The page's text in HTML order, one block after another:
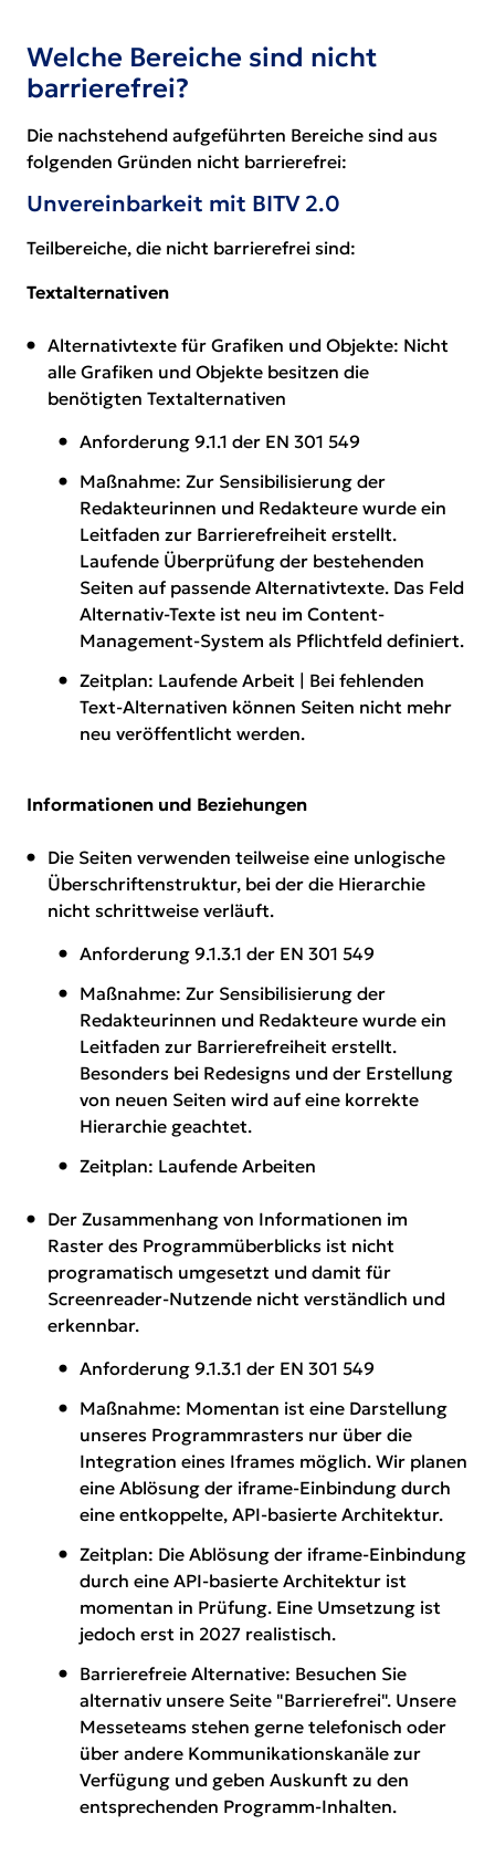
Welche Bereiche sind nicht
barrierefrei?
Die nachstehend aufgeführten Bereiche sind aus
folgenden Gründen nicht barrierefrei:
Unvereinbarkeit mit BITV 2.0
Teilbereiche, die nicht barrierefrei sind:
Textalternativen
Alternativtexte für Grafiken und Objekte: Nicht
alle Grafiken und Objekte besitzen die
benötigten Textalternativen
Anforderung 9.1.1 der EN 301 549
Maßnahme: Zur Sensibilisierung der
Redakteurinnen und Redakteure wurde ein
Leitfaden zur Barrierefreiheit erstellt.
Laufende Überprüfung der bestehenden
Seiten auf passende Alternativtexte. Das Feld
Alternativ-Texte ist neu im Content-
Management-System als Pflichtfeld definiert.
Zeitplan: Laufende Arbeit | Bei fehlenden
Text-Alternativen können Seiten nicht mehr
neu veröffentlicht werden.
Informationen und Beziehungen
Die Seiten verwenden teilweise eine unlogische
Überschriftenstruktur, bei der die Hierarchie
nicht schrittweise verläuft.
Anforderung 9.1.3.1 der EN 301 549
Maßnahme: Zur Sensibilisierung der
Redakteurinnen und Redakteure wurde ein
Leitfaden zur Barrierefreiheit erstellt.
Besonders bei Redesigns und der Erstellung
von neuen Seiten wird auf eine korrekte
Hierarchie geachtet.
Zeitplan: Laufende Arbeiten
Der Zusammenhang von Informationen im
Raster des Programmüberblicks ist nicht
programatisch umgesetzt und damit für
Screenreader-Nutzende nicht verständlich und
erkennbar.
Anforderung 9.1.3.1 der EN 301 549
Maßnahme: Momentan ist eine Darstellung
unseres Programmrasters nur über die
Integration eines Iframes möglich. Wir planen
eine Ablösung der iframe-Einbindung durch
eine entkoppelte, API-basierte Architektur.
Zeitplan: Die Ablösung der iframe-Einbindung
durch eine API-basierte Architektur ist
momentan in Prüfung. Eine Umsetzung ist
jedoch erst in 2027 realistisch.
Barrierefreie Alternative: Besuchen Sie
alternativ unsere Seite "Barrierefrei". Unsere
Messeteams stehen gerne telefonisch oder
über andere Kommunikationskanäle zur
Verfügung und geben Auskunft zu den
entsprechenden Programm-Inhalten.